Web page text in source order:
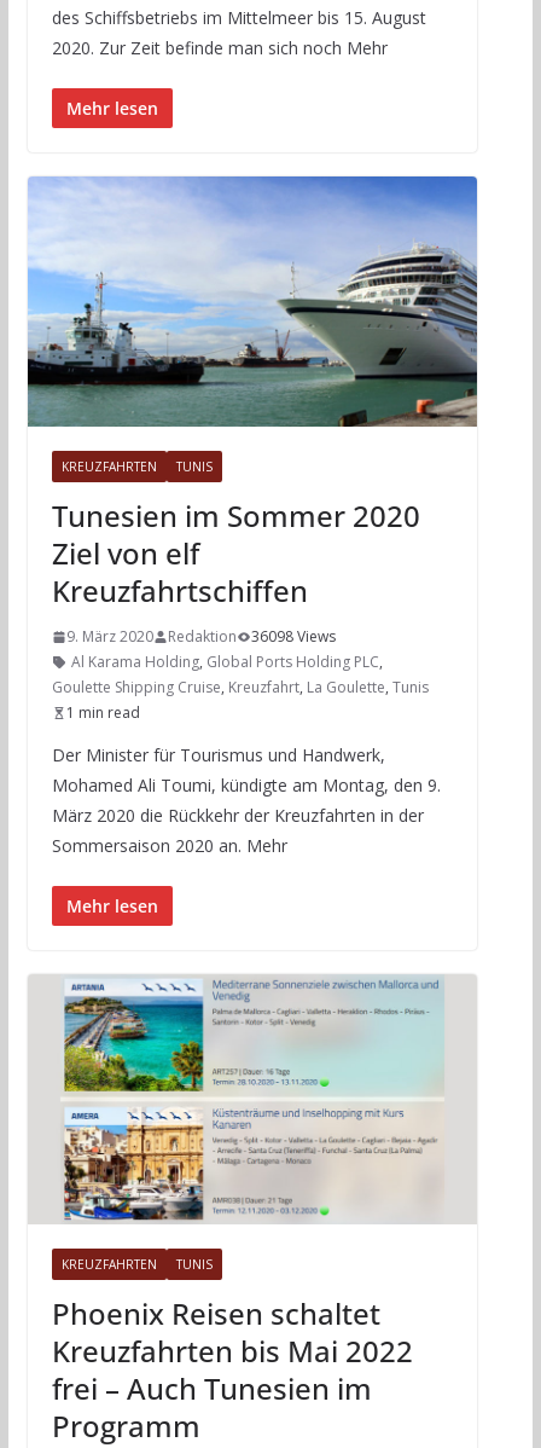
des Schiffsbetriebs im Mittelmeer bis 15. August
2020. Zur Zeit befinde man sich noch Mehr
Mehr lesen
KREUZFAHRTEN TUNIS
Tunesien im Sommer 2020
Ziel von elf
Kreuzfahrtschiffen
9. März 2020 Redaktion
36098 Views
Al Karama Holding, Global Ports Holding PLC,
Goulette Shipping Cruise, Kreuzfahrt, La Goulette, Tunis
1 min read
Der Minister für Tourismus und Handwerk,
Mohamed Ali Toumi, kündigte am Montag, den 9.
März 2020 die Rückkehr der Kreuzfahrten in der
Sommersaison 2020 an. Mehr
Mehr lesen
KREUZFAHRTEN TUNIS
Phoenix Reisen schaltet
Kreuzfahrten bis Mai 2022
frei – Auch Tunesien im
Programm